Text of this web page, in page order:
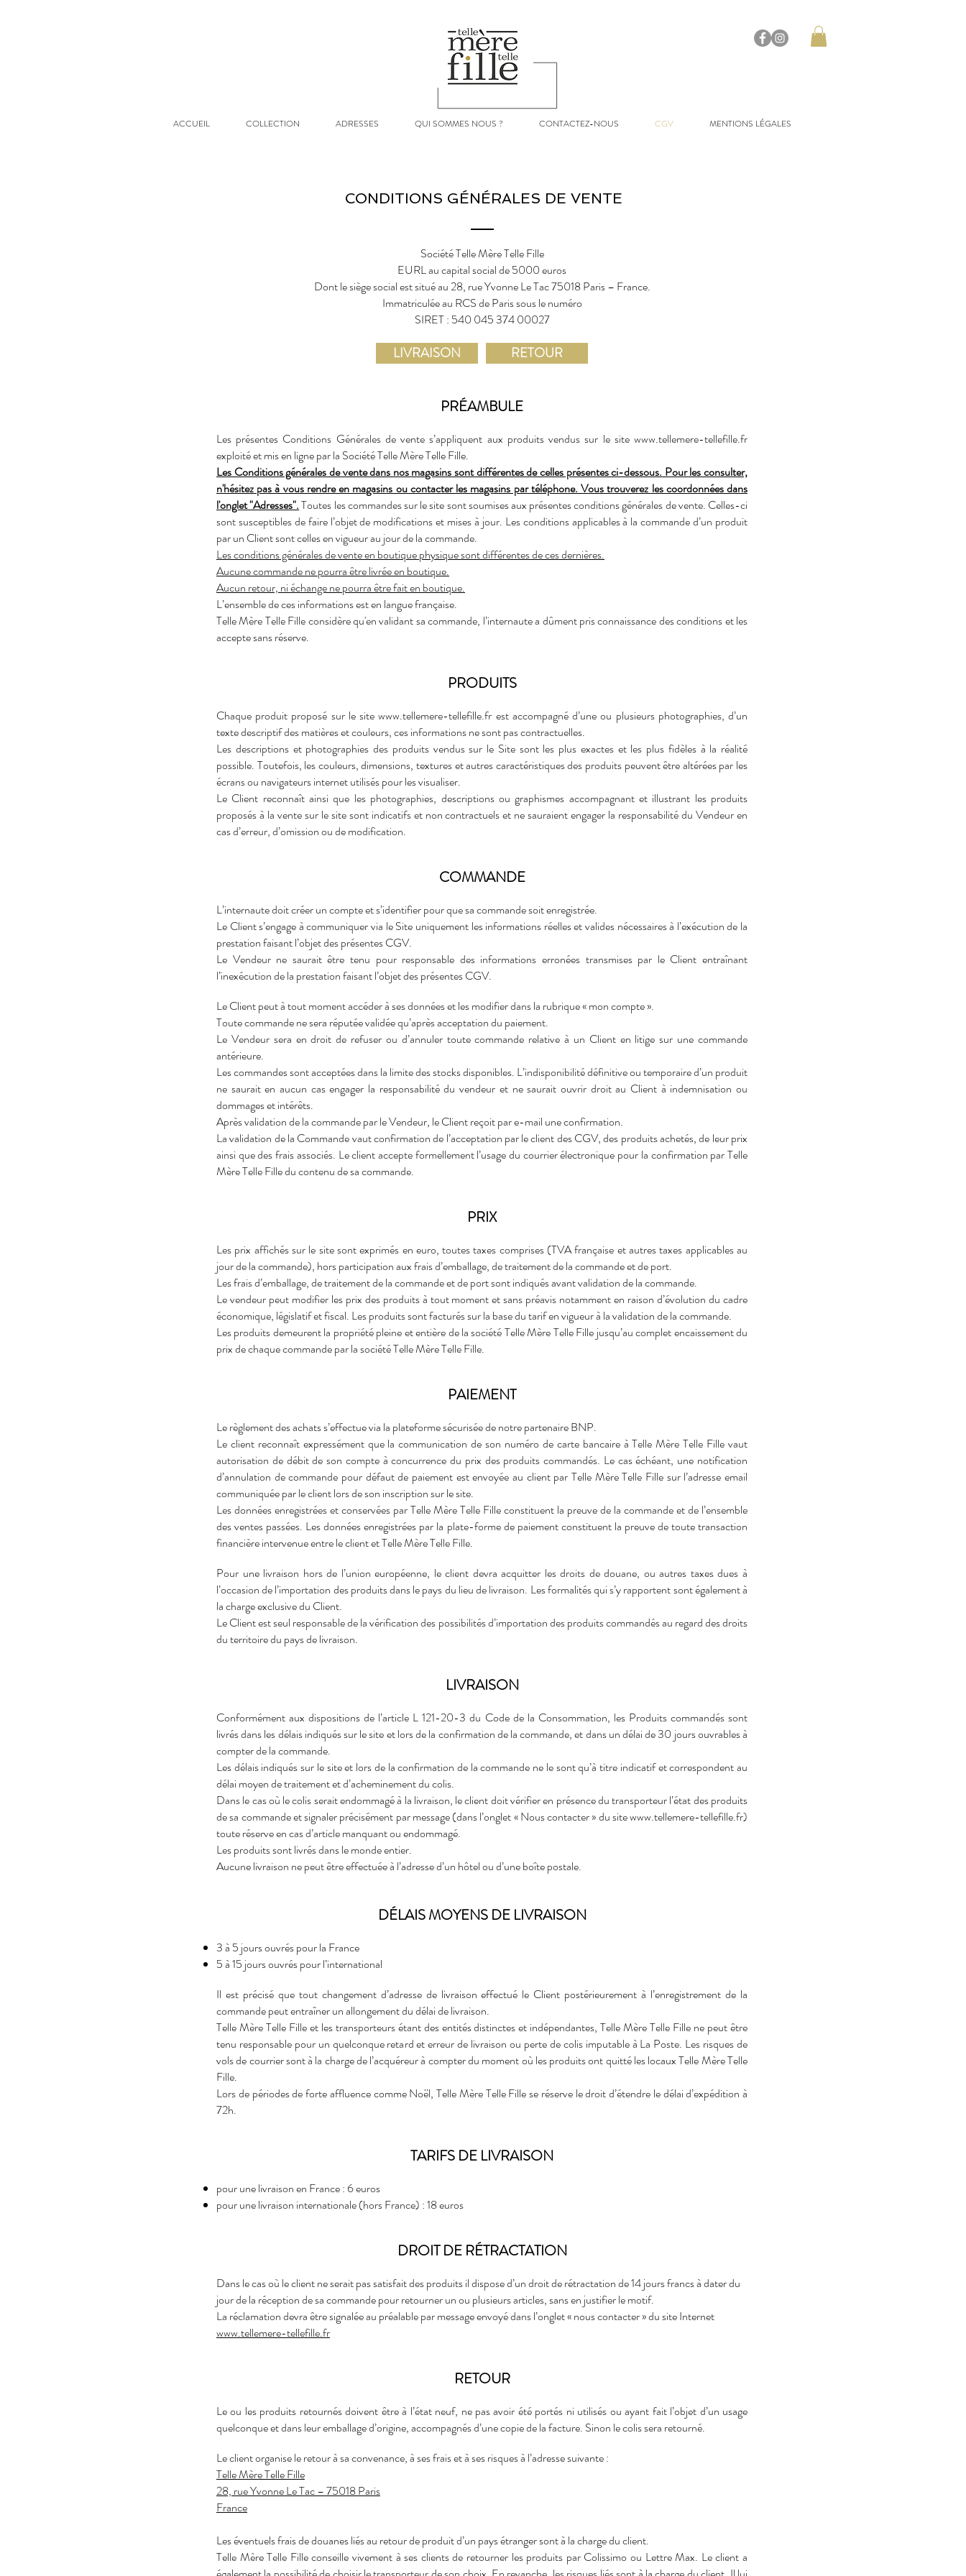
ACCUEIL COLLECTION ADRESSES QUI SOMMES NOUS ? CONTACTEZ-NOUS CGV MENTIONS LÉGALES
CONDITIONS GÉNÉRALES DE VENTE
Société Telle Mère Telle Fille
EURL au capital social de 5000 euros
Dont le siège social est situé au 28, rue Yvonne Le Tac 75018 Paris – France.
Immatriculée au RCS de Paris sous le numéro
SIRET : 540 045 374 00027
PRÉAMBULE
Les présentes Conditions Générales de vente s’appliquent aux produits vendus sur le site www.tellemere-tellefille.fr
exploité et mis en ligne par la Société Telle Mère Telle Fille.
Les Conditions générales de vente dans nos magasins sont différentes de celles présentes ci-dessous. Pour les consulter,
n'hésitez pas à vous rendre en magasins ou contacter les magasins par téléphone. Vous trouverez les coordonnées dans
l'onglet "Adresses".Toutes les commandes sur le site sont soumises aux présentes conditions générales de vente. Celles-ci
sont susceptibles de faire l’objet de modifications et mises à jour. Les conditions applicables à la commande d’un produit
par un Client sont celles en vigueur au jour de la commande.
Les conditions générales de vente en boutique physique sont différentes de ces dernières.
Aucune commande ne pourra être livrée en boutique.
Aucun retour, ni échange ne pourra être fait en boutique.
L’ensemble de ces informations est en langue française.
Telle Mère Telle Fille considère qu'en validant sa commande, l’internaute a dûment pris connaissance des conditions et les
accepte sans réserve.
PRODUITS
Chaque produit proposé sur le sitewww.tellemere-tellefille.fr est accompagné d’une ou plusieurs photographies, d’un
texte descriptif des matières et couleurs, ces informations ne sont pas contractuelles.
Les descriptions et photographies des produits vendus sur le Site sont les plus exactes et les plus fidèles à la réalité
possible. Toutefois, les couleurs, dimensions, textures et autres caractéristiques des produits peuvent être altérées par les
écrans ou navigateurs internet utilisés pour les visualiser.
Le Client reconnaît ainsi que les photographies, descriptions ou graphismes accompagnant et illustrant les produits
proposés à la vente sur le site sont indicatifs et non contractuels et ne sauraient engager la responsabilité du Vendeur en
cas d’erreur, d’omission ou de modification.
COMMANDE
L’internaute doit créer un compte et s’identifier pour que sa commande soit enregistrée.
Le Client s’engage à communiquer via le Site uniquement les informations réelles et valides nécessaires à l’exécution de la
prestation faisant l’objet des présentes CGV.
Le Vendeur ne saurait être tenu pour responsable des informations erronées transmises par le Client entraînant
l’inexécution de la prestation faisant l’objet des présentes CGV.
Le Client peut à tout moment accéder à ses données et les modifier dans la rubrique « mon compte ».
Toute commande ne sera réputée validée qu’après acceptation du paiement.
Le Vendeur sera en droit de refuser ou d’annuler toute commande relative à un Client en litige sur une commande
antérieure.
Les commandes sont acceptées dans la limite des stocks disponibles. L’indisponibilité définitive ou temporaire d’un produit
ne saurait en aucun cas engager la responsabilité du vendeur et ne saurait ouvrir droit au Client à indemnisation ou
dommages et intérêts.
Après validation de la commande par le Vendeur, le Client reçoit par e-mail une confirmation.
La validation de la Commande vaut confirmation de l’acceptation par le client des CGV, des produits achetés, de leur prix
ainsi que des frais associés. Le client accepte formellement l’usage du courrier électronique pour la confirmation par Telle
Mère Telle Fille du contenu de sa commande.
PRIX
Les prix affichés sur le site sont exprimés en euro, toutes taxes comprises (TVA française et autres taxes applicables au
jour de la commande), hors participation aux frais d’emballage, de traitement de la commande et de port.
Les frais d’emballage, de traitement de la commande et de port sont indiqués avant validation de la commande.
Le vendeur peut modifier les prix des produits à tout moment et sans préavis notamment en raison d’évolution du cadre
économique, législatif et fiscal. Les produits sont facturés sur la base du tarif en vigueur à la validation de la commande.
Les produits demeurent la propriété pleine et entière de la société Telle Mère Telle Fille jusqu’au complet encaissement du
prix de chaque commande par la société Telle Mère Telle Fille.
PAIEMENT
Le règlement des achats s’effectue via la plateforme sécurisée de notre partenaire BNP.
Le client reconnaît expressément que la communication de son numéro de carte bancaire à Telle Mère Telle Fille vaut
autorisation de débit de son compte à concurrence du prix des produits commandés. Le cas échéant, une notification
d’annulation de commande pour défaut de paiement est envoyée au client par Telle Mère Telle Fille sur l’adresse email
communiquée par le client lors de son inscription sur le site.
Les données enregistrées et conservées par Telle Mère Telle Fille constituent la preuve de la commande et de l’ensemble
des ventes passées. Les données enregistrées par la plate-forme de paiement constituent la preuve de toute transaction
financière intervenue entre le client et Telle Mère Telle Fille.
Pour une livraison hors de l’union européenne, le client devra acquitter les droits de douane, ou autres taxes dues à
l’occasion de l’importation des produits dans le pays du lieu de livraison. Les formalités qui s’y rapportent sont également à
la charge exclusive du Client.
Le Client est seul responsable de la vérification des possibilités d’importation des produits commandés au regard des droits
du territoire du pays de livraison.
LIVRAISON
Conformément aux dispositions de l’article L 121-20-3 du Code de la Consommation, les Produits commandés sont
livrés dans les délais indiqués sur le site et lors de la confirmation de la commande, et dans un délai de 30 jours ouvrables à
compter de la commande.
Les délais indiqués sur le site et lors de la confirmation de la commande ne le sont qu’à titre indicatif et correspondent au
délai moyen de traitement et d’acheminement du colis.
Dans le cas où le colis serait endommagé à la livraison, le client doit vérifier en présence du transporteur l’état des produits
de sa commande et signaler précisément par message (dans l’onglet « Nous contacter » du sitewww.tellemere-tellefille.fr)
toute réserve en cas d’article manquant ou endommagé.
Les produits sont livrés dans le monde entier.
Aucune livraison ne peut être effectuée à l’adresse d’un hôtel ou d’une boîte postale.
DÉLAIS MOYENS DE LIVRAISON
3 à 5 jours ouvrés pour la France
5 à 15 jours ouvrés pour l’international
Il est précisé que tout changement d’adresse de livraison effectué le Client postérieurement à l’enregistrement de la
commande peut entraîner un allongement du délai de livraison.
Telle Mère Telle Fille et les transporteurs étant des entités distinctes et indépendantes, Telle Mère Telle Fille ne peut être
tenu responsable pour un quelconque retard et erreur de livraison ou perte de colis imputable à La Poste. Les risques de
vols de courrier sont à la charge de l’acquéreur à compter du moment où les produits ont quitté les locaux Telle Mère Telle
Fille.
Lors de périodes de forte affluence comme Noël, Telle Mère Telle Fille se réserve le droit d’étendre le délai d’expédition à
72h.
TARIFS DE LIVRAISON
pour une livraison en France : 6 euros
pour une livraison internationale (hors France) : 18 euros
DROIT DE RÉTRACTATION
Dans le cas où le client ne serait pas satisfait des produits il dispose d’un droit de rétractation de 14 jours francs à dater du
jour de la réception de sa commande pour retourner un ou plusieurs articles, sans en justifier le motif.
La réclamation devra être signalée au préalable par message envoyé dans l’onglet « nous contacter » du site Internet
www.tellemere-tellefille.fr
RETOUR
Le ou les produits retournés doivent être à l’état neuf, ne pas avoir été portés ni utilisés ou ayant fait l’objet d’un usage
quelconque et dans leur emballage d’origine, accompagnés d’une copie de la facture. Sinon le colis sera retourné.
Le client organise le retour à sa convenance, à ses frais et à ses risques à l’adresse suivante :
Telle Mère Telle Fille
28, rue Yvonne Le Tac – 75018 Paris
France
Les éventuels frais de douanes liés au retour de produit d’un pays étranger sont à la charge du client.
Telle Mère Telle Fille conseille vivement à ses clients de retourner les produits par Colissimo ou Lettre Max. Le client a
LIVRAISON RETOUR